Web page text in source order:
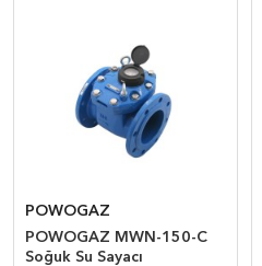
POWOGAZ
POWOGAZ MWN-150-C
Soğuk Su Sayacı